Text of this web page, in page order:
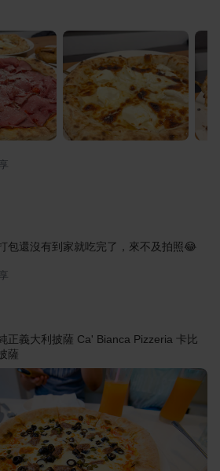
包還沒有到家就吃完了，來不及拍照😂
正義大利披薩 Ca' Bianca Pizzeria 卡比
薩